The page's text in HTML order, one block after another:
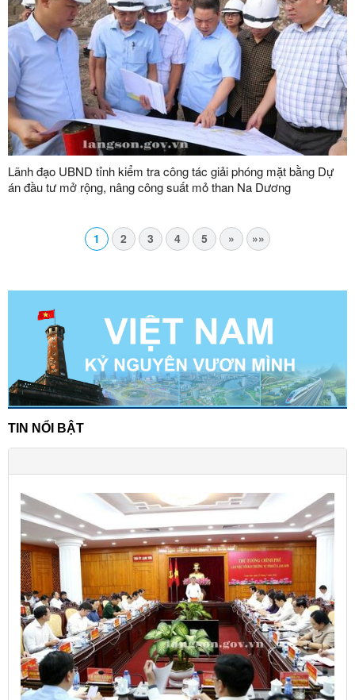
Lãnh đạo UBND tỉnh kiểm tra công tác giải phóng mặt bằng Dự
án đầu tư mở rộng, nâng công suất mỏ than Na Dương
1 2 3 4 5 » »»
TIN NỔI BẬT